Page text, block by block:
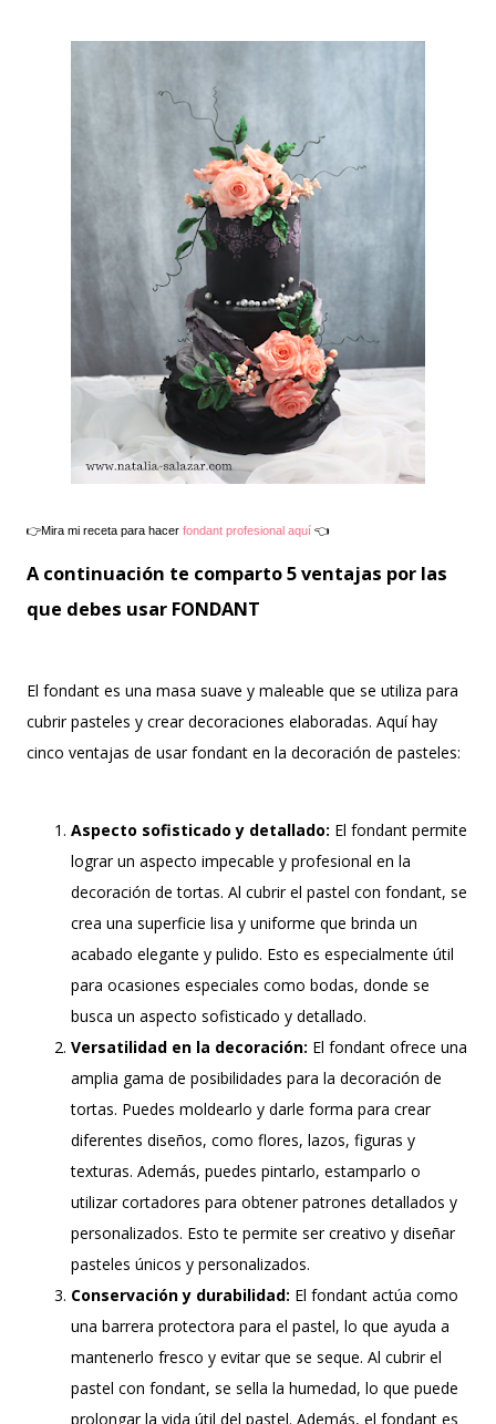
👉Mira mi receta para hacer fondant profesional aquí 👈
A continuación te comparto 5 ventajas por las
que debes usar FONDANT
El fondant es una masa suave y maleable que se utiliza para
cubrir pasteles y crear decoraciones elaboradas. Aquí hay
cinco ventajas de usar fondant en la decoración de pasteles:
Aspecto sofisticado y detallado: El fondant permite
lograr un aspecto impecable y profesional en la
decoración de tortas. Al cubrir el pastel con fondant, se
crea una superficie lisa y uniforme que brinda un
acabado elegante y pulido. Esto es especialmente útil
para ocasiones especiales como bodas, donde se
busca un aspecto sofisticado y detallado.
Versatilidad en la decoración: El fondant ofrece una
amplia gama de posibilidades para la decoración de
tortas. Puedes moldearlo y darle forma para crear
diferentes diseños, como flores, lazos, figuras y
texturas. Además, puedes pintarlo, estamparlo o
utilizar cortadores para obtener patrones detallados y
personalizados. Esto te permite ser creativo y diseñar
pasteles únicos y personalizados.
Conservación y durabilidad: El fondant actúa como
una barrera protectora para el pastel, lo que ayuda a
mantenerlo fresco y evitar que se seque. Al cubrir el
pastel con fondant, se sella la humedad, lo que puede
prolongar la vida útil del pastel. Además, el fondant es